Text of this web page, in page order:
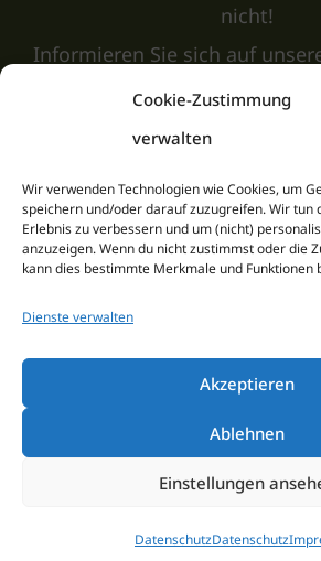
Cookie-Zustimmung
verwalten
Wir verwenden Technologien wie Cookies, um
speichern und/oder darauf zuzugreifen. Wir tun
Erlebnis zu verbessern und um (nicht)
anzuzeigen. Wenn du nicht zustimmst oder die
kann dies bestimmte Merkmale und Funktionen
Dienste verwalten
Akzeptieren
Ablehnen
Einstellungen
DatenschutzDatenschutz
nicht!
Informieren Sie sich auf
unsere
JOBS
Newsletter­
anmeldung
Melden Sie sich zu unserem
um über Events und Aktionen
auf dem Laufenden zu bleiben.